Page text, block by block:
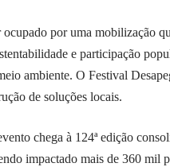
por uma mobilização
e participação
ambiente. O Festival
de soluções locais.
chega à 124ª edição
impactado mais de 360 mil